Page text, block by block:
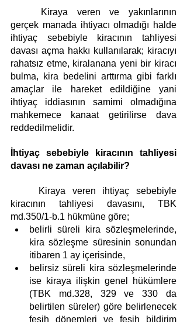
Kiraya veren ve yakınlarının
gerçek manada ihtiyacı olmadığı halde
ihtiyaç sebebiyle kiracının tahliyesi
davası açma hakkı kullanılarak; kiracıyı
rahatsız etme, kiralanana yeni bir kiracı
bulma, kira bedelini arttırma gibi farklı
amaçlar ile hareket edildiğine yani
ihtiyaç iddiasının samimi olmadığına
mahkemece kanaat getirilirse dava
reddedilmelidir.
İhtiyaç sebebiyle kiracının tahliyesi
davası ne zaman açılabilir?
kiracının tahliyesi davasını, TBK
md.350/1-b.1 hükmüne göre;
belirli süreli kira sözleşmelerinde,
kira sözleşme süresinin sonundan
itibaren 1 ay içerisinde,
belirsiz süreli kira sözleşmelerinde
ise kiraya ilişkin genel hükümlere
(TBK md.328, 329 ve 330 da
belirtilen süreler) göre belirlenecek
fesih dönemleri ve fesih bildirim